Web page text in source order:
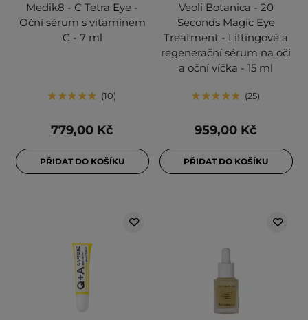
Medik8 - C Tetra Eye -
Oční sérum s vitamínem
C - 7 ml
10
779,00 Kč
PŘIDAT DO KOŠÍKU
Veoli Botanica - 20
Seconds Magic Eye
Treatment - Liftingové a
regenerační sérum na oči
a oční víčka - 15 ml
25
959,00 Kč
PŘIDAT DO KOŠÍKU